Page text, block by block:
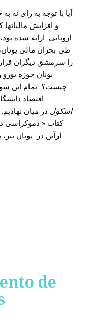
آیا با توجه به رای
و افزایش
اروپایی ارائه شده
طی بحران مالی
را سرمشق دیگران
یونان حوزه
چیست؟ تمام این
اقتصاد
اسکول در میان
کتاب « دموکراسی
ازآتن در یونان
de